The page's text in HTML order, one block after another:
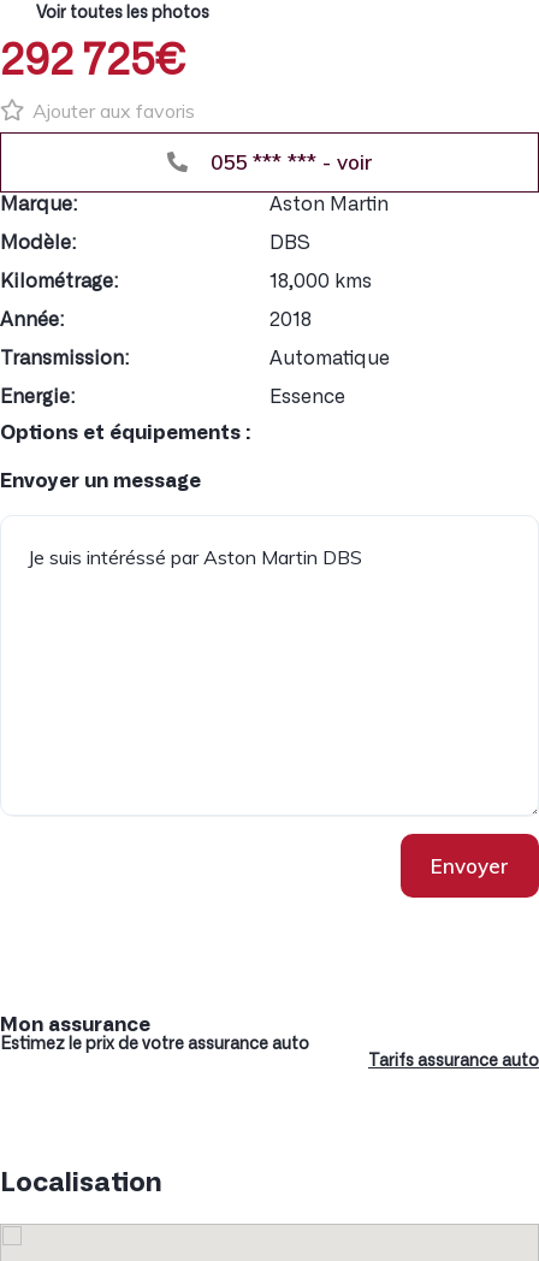
Voir toutes les photos
292 725€
Ajouter aux favoris
055 *** *** - voir
Marque:
Aston Martin
Modèle:
DBS
Kilométrage:
18,000 kms
Année:
2018
Transmission:
Automatique
Energie:
Essence
Options et équipements :
Envoyer un message
Envoyer
Mon assurance
Estimez le prix de votre assurance auto
Tarifs assurance auto
Localisation